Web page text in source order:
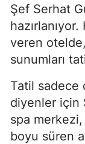
Şef Serhat
veren
sunumları
Tatil sadece
diyenler için
spa merkezi,
boyu süren